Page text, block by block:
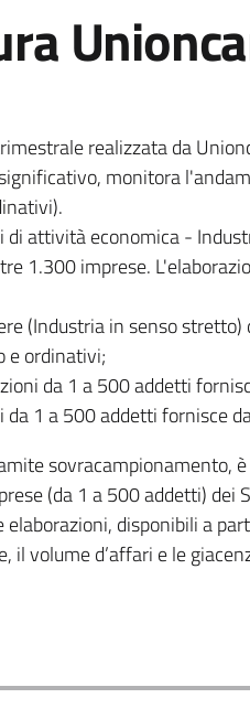
realizzata da
monitora
attività economica -
1.300 imprese.
(Industria in senso
e ordinativi;
da 1 a 500 addetti
1 a 500 addetti fornisce
sovracampionamento,
(da 1 a 500 addetti) dei
elaborazioni, disponibili a
il volume d’affari e le